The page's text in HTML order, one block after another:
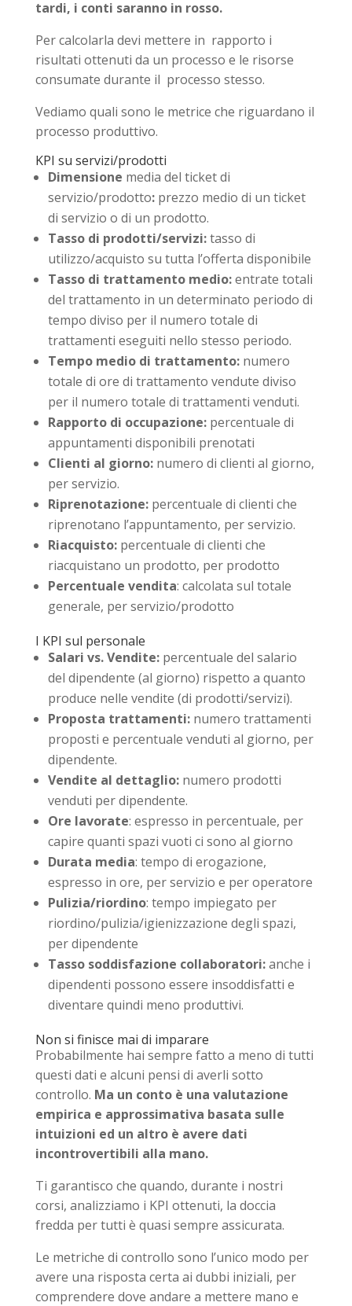
tardi, i conti saranno in rosso.
Per calcolarla devi mettere in rapporto i
risultati ottenuti da un processo e le risorse
consumate durante il processo stesso.
Vediamo quali sono le metrice che riguardano il
processo produttivo.
KPI su servizi/prodotti
Dimensione media del ticket di
servizio/prodotto:prezzo medio di un ticket
di servizio o di un prodotto.
Tasso di prodotti/servizi:tasso di
utilizzo/acquisto su tutta l’offerta disponibile
Tasso di trattamento medio:entrate totali
del trattamento in un determinato periodo di
tempo diviso per il numero totale di
trattamenti eseguiti nello stesso periodo.
Tempo medio di trattamento:numero
totale di ore di trattamento vendute diviso
per il numero totale di trattamenti venduti.
Rapporto di occupazione:percentuale di
appuntamenti disponibili prenotati
Clienti al giorno:numero di clienti al giorno,
per servizio.
Riprenotazione:percentuale di clienti che
riprenotano l’appuntamento, per servizio.
Riacquisto:percentuale di clienti che
riacquistano un prodotto, per prodotto
Percentuale vendita: calcolata sul totale
generale, per servizio/prodotto
I KPI sul personale
Salari vs. Vendite:percentuale del salario
del dipendente (al giorno) rispetto a quanto
produce nelle vendite (di prodotti/servizi).
Proposta trattamenti:numero trattamenti
proposti e percentuale venduti al giorno, per
dipendente.
Vendite al dettaglio:numero prodotti
venduti per dipendente.
Ore lavorate: espresso in percentuale, per
capire quanti spazi vuoti ci sono al giorno
Durata media: tempo di erogazione,
espresso in ore, per servizio e per operatore
Pulizia/riordino: tempo impiegato per
riordino/pulizia/igienizzazione degli spazi,
per dipendente
Tasso soddisfazione collaboratori:anche i
dipendenti possono essere insoddisfatti e
diventare quindi meno produttivi.
Non si finisce mai di imparare
Probabilmente hai sempre fatto a meno di tutti
questi dati e alcuni pensi di averli sotto
controllo. Ma un conto è una valutazione
empirica e approssimativa basata sulle
intuizioni ed un altro è avere dati
incontrovertibili alla mano.
Ti garantisco che quando, durante i nostri
corsi, analizziamo i KPI ottenuti, la doccia
fredda per tutti è quasi sempre assicurata.
Le metriche di controllo sono l’unico modo per
avere una risposta certa ai dubbi iniziali, per
comprendere dove andare a mettere mano e